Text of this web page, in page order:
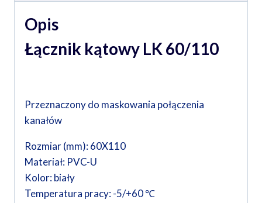
Opis
Łącznik kątowy LK 60/110
Przeznaczony do maskowania połączenia
kanałów
Rozmiar (mm): 60X110
Materiał: PVC-U
Kolor: biały
Temperatura pracy: -5/+60 ℃